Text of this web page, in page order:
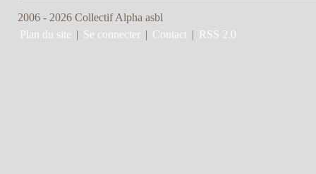
2006 - 2026 Collectif Alpha asbl
Plan du site
Se connecter Contact RSS 2.0